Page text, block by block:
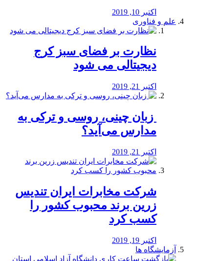
اکتبر 10, 2019
علم و فناوری
نظارت بر فضای سبز کرج
دیجیتالی می شود
اکتبر 21, 2019
️ زبان چینی، روسی و ترکی به
مدارس می‌آید؟
اکتبر 21, 2019
شرکت مخابرات ایران تندیس
زرین برند محبوب کشور را
کسب کرد
اکتبر 19, 2019
آزمایشگاه ها